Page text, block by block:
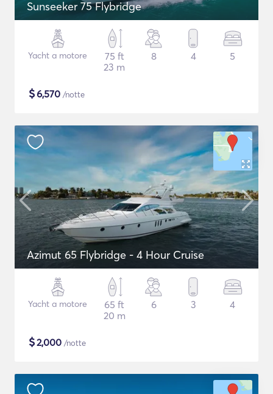
Sunseeker 75 Flybridge
Yacht a motore
75 ft
23 m
8 4 5
$6,570 /notte
Azimut 65 Flybridge - 4 Hour Cruise
Yacht a motore
65 ft
20 m
6 3 4
$2,000 /notte